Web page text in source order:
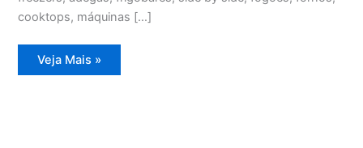
cooktops, máquinas […]
Assistência
Técnica
Veja Mais »